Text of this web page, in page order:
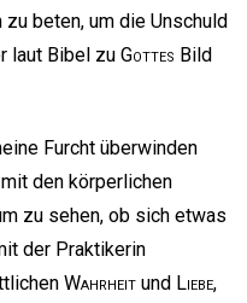
beten, um die Unschuld
laut Bibel zu Gottes Bild
Furcht überwinden
den körperlichen
zu sehen, ob sich etwas
der Praktikerin
Wahrheit und Liebe,